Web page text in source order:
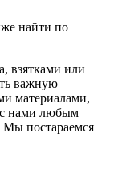
найти по
взятками или
важную
материалами,
нами любым
Мы постараемся